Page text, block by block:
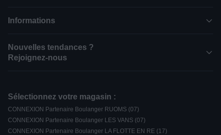
Informations
Nouvelles tendances ?
Rejoignez-nous
Sélectionnez votre magasin :
CONNEXION Partenaire Boulanger RUOMS (07)
CONNEXION Partenaire Boulanger LES VANS (07)
CONNEXION Partenaire Boulanger LA FLOTTE EN RE (17)